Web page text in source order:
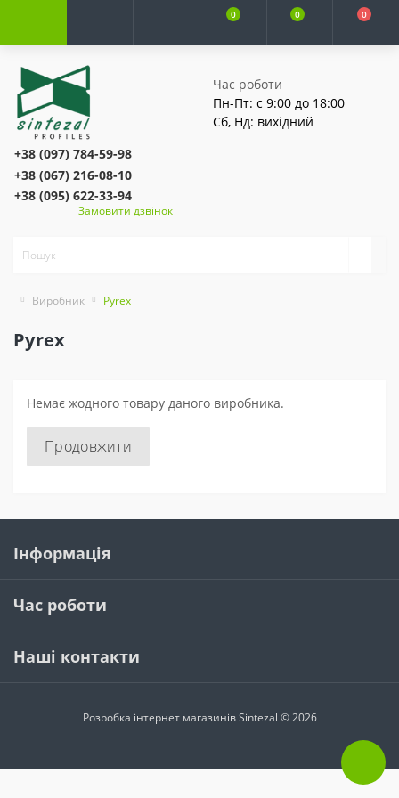
0 0 0
Час роботи
Пн-Пт: с 9:00 до 18:00
Сб, Нд: вихідний
+38 (097) 784-59-98
+38 (067) 216-08-10
+38 (095) 622-33-94
Замовити дзвінок
Виробник Pyrex
Pyrex
Немає жодного товару даного виробника.
Продовжити
Інформація
Час роботи
Наші контакти
Розробка інтернет магазинівSintezal © 2026